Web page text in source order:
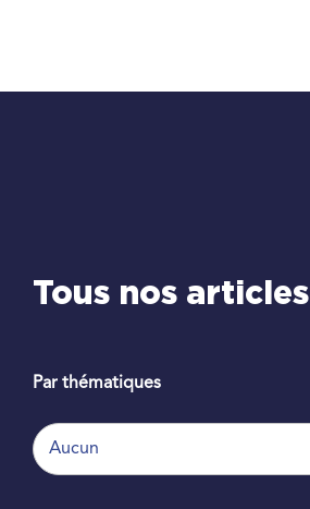
contenu
Tous nos articles
Par thématiques
Par thématiques
Par thématiques